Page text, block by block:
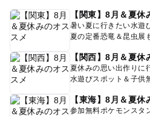
【関東】8月＆夏休
暑い夏に行きたい水遊
夏の定番恐竜＆昆虫展
【関西】8月＆夏休
夏休みの思い出作りに
水遊びスポット＆子供
【東海】8月＆夏休
参加無料ポケモンスタ